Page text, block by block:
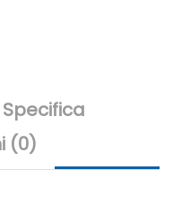
Specifica
(0)